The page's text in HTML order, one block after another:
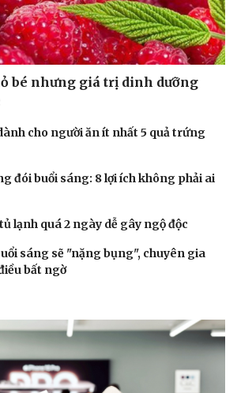
bé nhưng giá trị dinh dưỡng
cho người ăn ít nhất 5 quả trứng
đói buổi sáng: 8 lợi ích không phải ai
lạnh quá 2 ngày dễ gây ngộ độc
sáng sẽ "nặng bụng", chuyên gia
bất ngờ